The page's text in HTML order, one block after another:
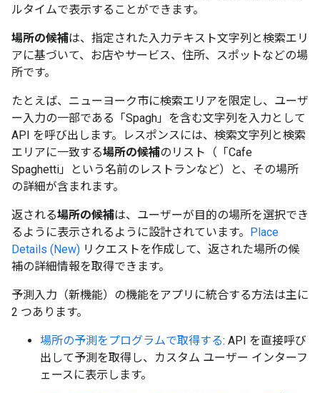
ルタイムで表示することができます。
場所の候補は、指定された入力テキスト文字列と検索エリ
アに基づいて、お店やサービス、住所、スポットなどの場
所です。
たとえば、ニューヨーク市に検索エリアを限定し、ユーザ
ー入力の一部である「Spagh」を含む文字列を入力として
API を呼び出します。レスポンスには、検索文字列と検索
エリアに一致する場所の候補のリスト（「Cafe
Spaghetti」という名前のレストランなど）と、その場所
の詳細が含まれます。
返される場所の候補は、ユーザーが目的の場所を選択でき
るように表示されるように設計されています。 Place
Details (New) リクエストを作成して、返された場所の候
補の詳細情報を取得できます。
予測入力（新機能）の機能をアプリに統合する方法は主に
2 つあります。
場所の予測をプログラムで取得する: API を直接呼び
出して予測を取得し、カスタム ユーザー インターフ
ェースに表示します。